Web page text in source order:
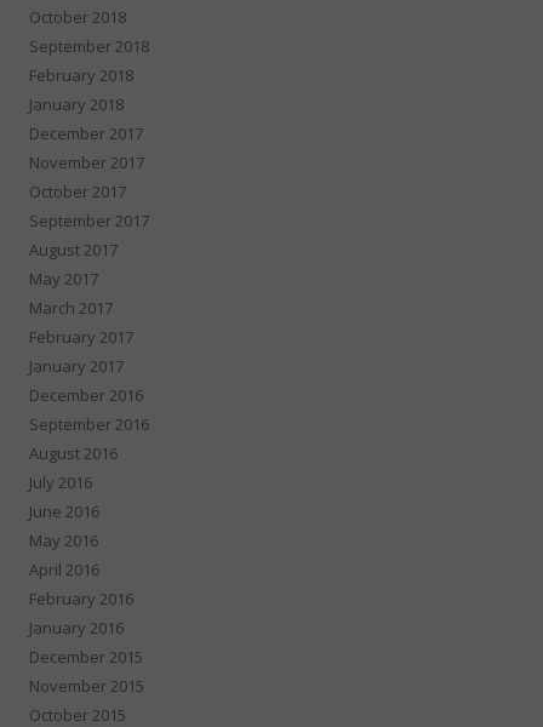
October 2018
September 2018
February 2018
January 2018
December 2017
November 2017
October 2017
September 2017
August 2017
May 2017
March 2017
February 2017
January 2017
December 2016
September 2016
August 2016
July 2016
June 2016
May 2016
April 2016
February 2016
January 2016
December 2015
November 2015
October 2015